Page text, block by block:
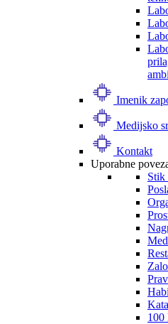
Imenik
Medijsko
Kontakt
Uporabne
Stik
100